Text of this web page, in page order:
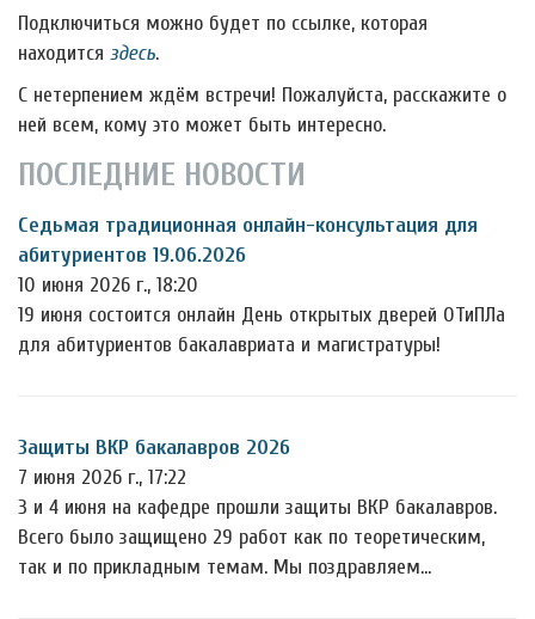
Подключиться можно будет по ссылке, которая
находится здесь.
С нетерпением ждём встречи! Пожалуйста, расскажите о
ней всем, кому это может быть интересно.
ПОСЛЕДНИЕ НОВОСТИ
Седьмая традиционная онлайн-консультация для
абитуриентов 19.06.2026
10 июня 2026 г., 18:20
19 июня состоится онлайн День открытых дверей ОТиПЛа
для абитуриентов бакалавриата и магистратуры!
Защиты ВКР бакалавров 2026
7 июня 2026 г., 17:22
3 и 4 июня на кафедре прошли защиты ВКР бакалавров.
Всего было защищено 29 работ как по теоретическим,
так и по прикладным темам. Мы поздравляем…